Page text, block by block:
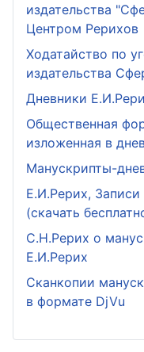
издательства
Центром Рерихов
Ходатайство по
издательства
Дневники
Общественная
изложенная в
Манускрипты-
Е.И.Рерих,
(скачать
С.Н.Рерих о
Е.И.Рерих
Сканкопии
в формате DjVu